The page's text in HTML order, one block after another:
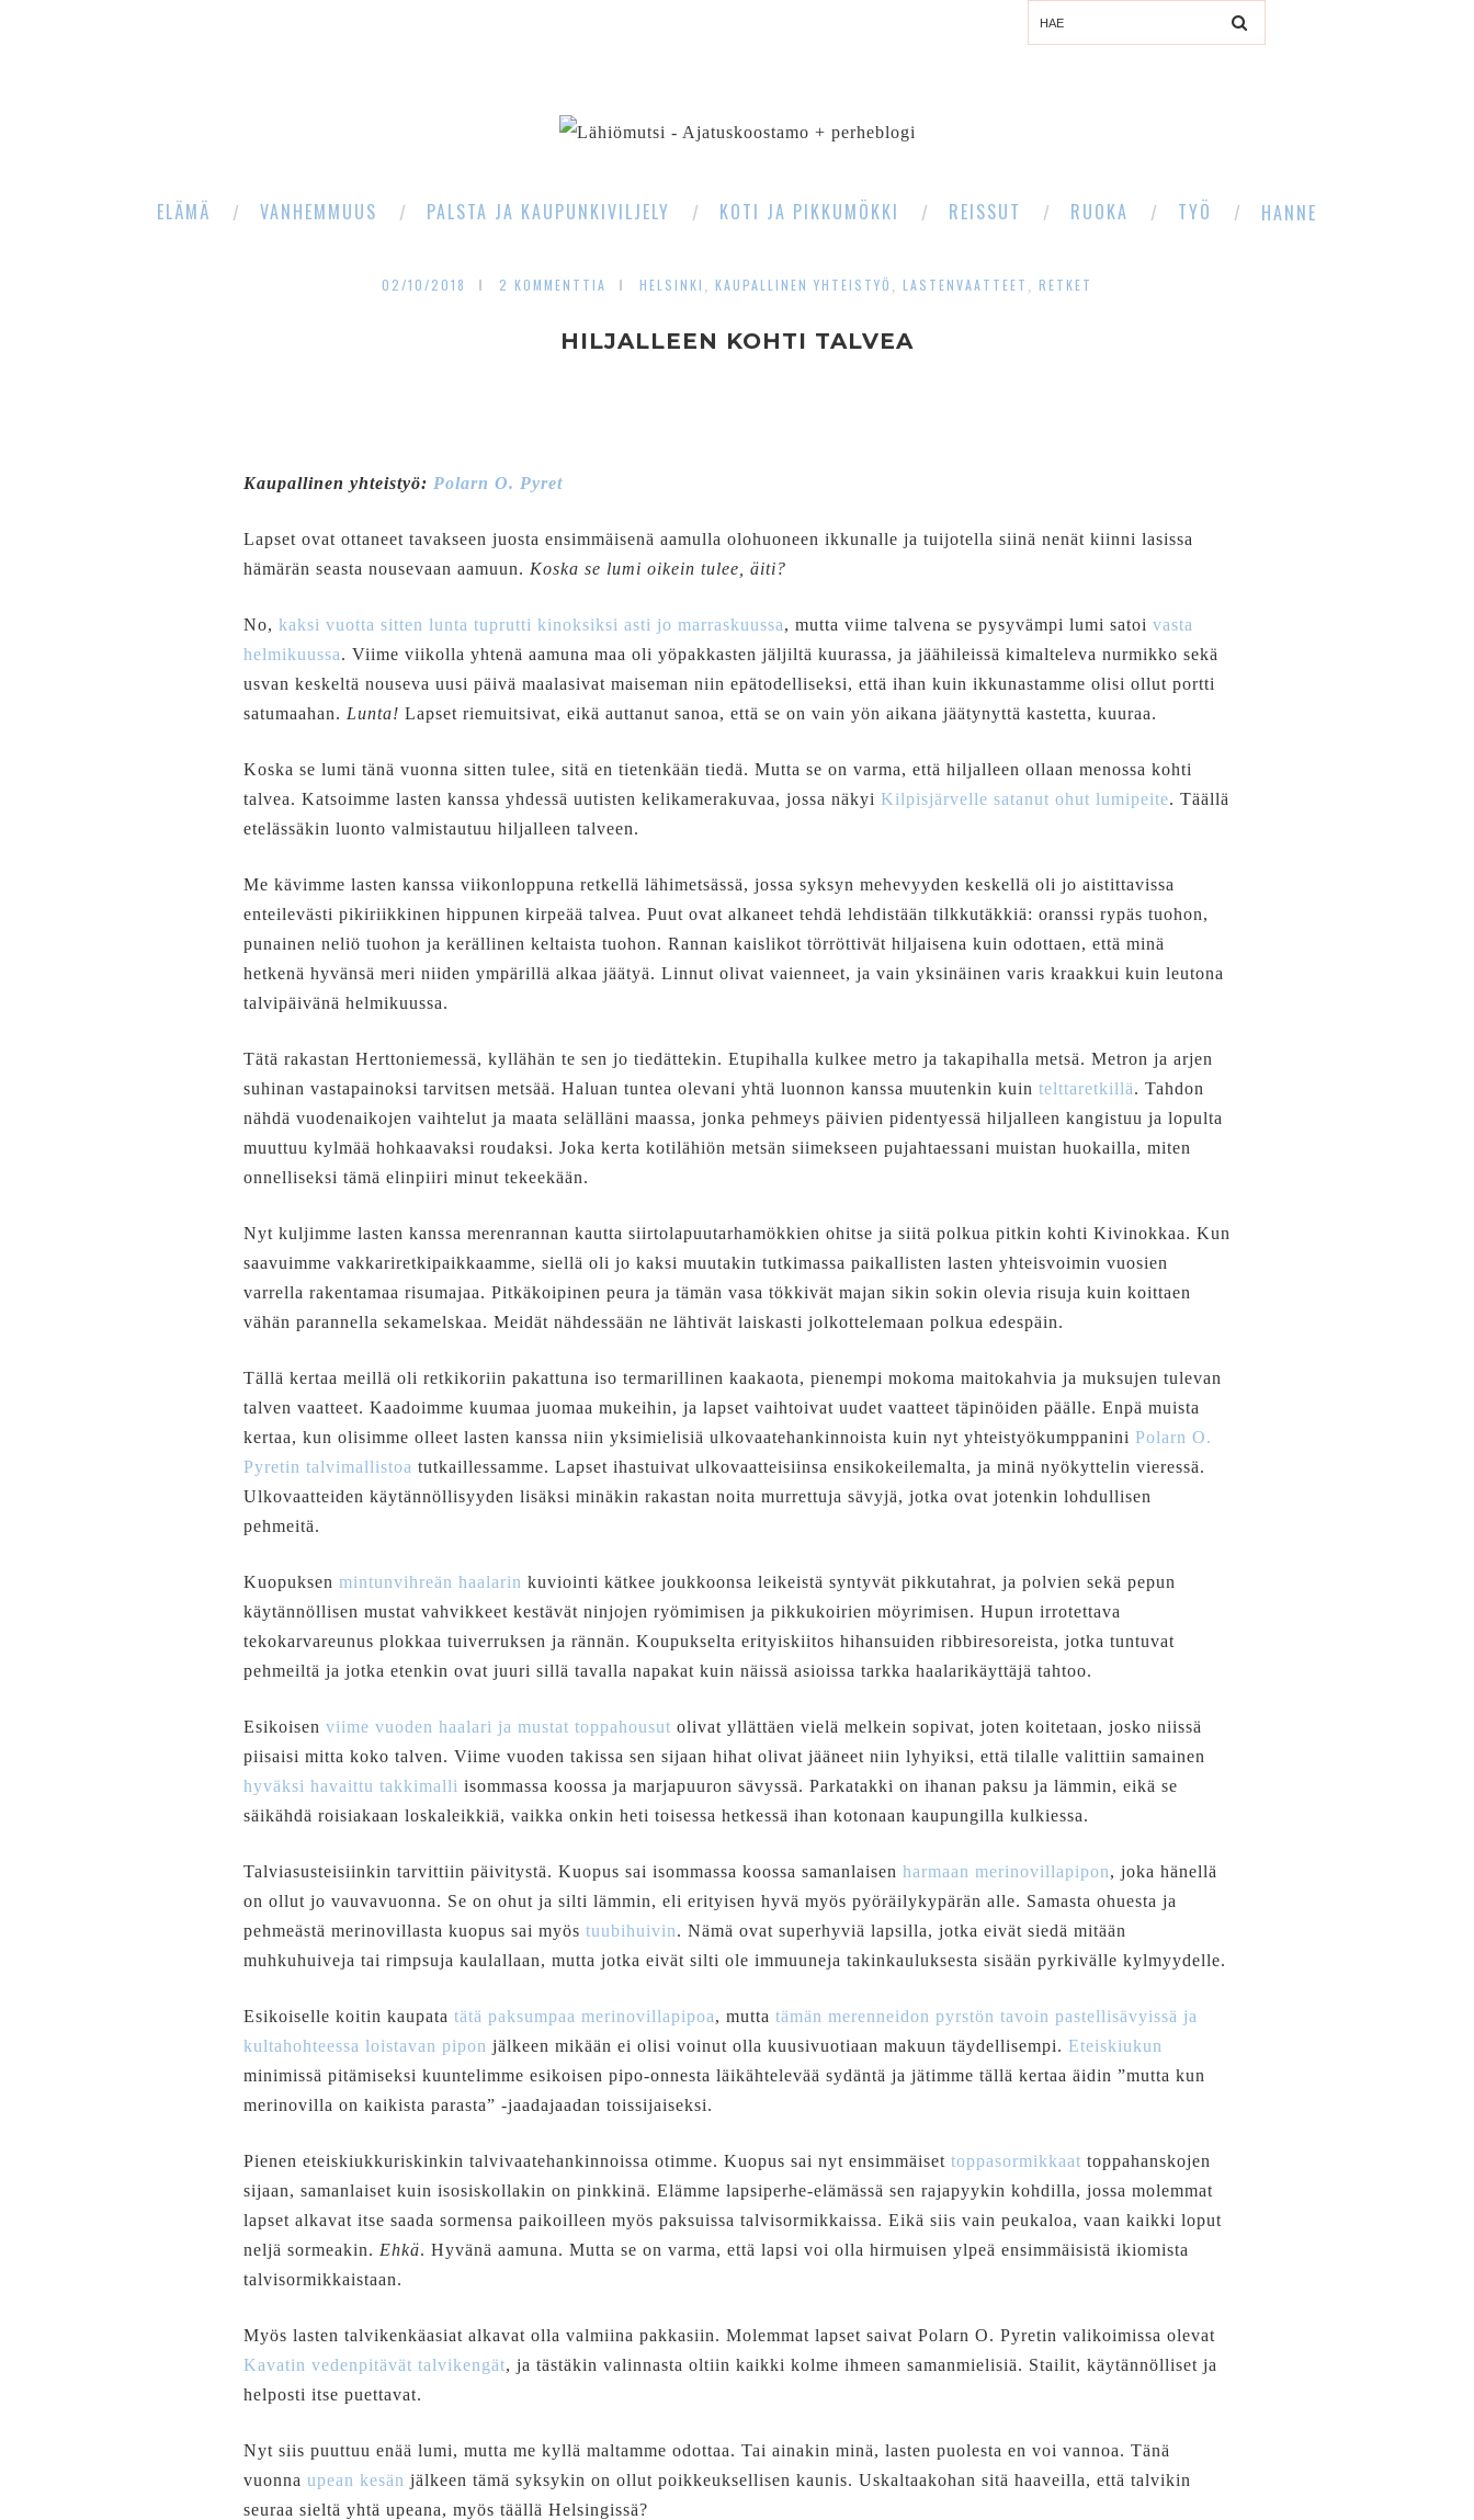
ELÄMÄ VANHEMMUUS PALSTA JA KAUPUNKIVILJELY KOTI JA PIKKUMÖKKI REISSUT RUOKA TYÖ HANNE
02/10/2018 2 KOMMENTTIA HELSINKI , KAUPALLINEN YHTEISTYÖ , LASTENVAATTEET , RETKET
HILJALLEEN KOHTI TALVEA
Kaupallinen yhteistyö: Polarn O. Pyret
Lapset ovat ottaneet tavakseen juosta ensimmäisenä aamulla olohuoneen ikkunalle ja tuijotella siinä nenät kiinni lasissa
hämärän seasta nousevaan aamuun. Koska se lumi oikein tulee, äiti?
No, kaksi vuotta sitten lunta tuprutti kinoksiksi asti jo marraskuussa, mutta viime talvena se pysyvämpi lumi satoi vasta
helmikuussa. Viime viikolla yhtenä aamuna maa oli yöpakkasten jäljiltä kuurassa, ja jäähileissä kimalteleva nurmikko sekä
usvan keskeltä nouseva uusi päivä maalasivat maiseman niin epätodelliseksi, että ihan kuin ikkunastamme olisi ollut portti
satumaahan. Lunta! Lapset riemuitsivat, eikä auttanut sanoa, että se on vain yön aikana jäätynyttä kastetta, kuuraa.
Koska se lumi tänä vuonna sitten tulee, sitä en tietenkään tiedä. Mutta se on varma, että hiljalleen ollaan menossa kohti
talvea. Katsoimme lasten kanssa yhdessä uutisten kelikamerakuvaa, jossa näkyi Kilpisjärvelle satanut ohut lumipeite. Täällä
etelässäkin luonto valmistautuu hiljalleen talveen.
Me kävimme lasten kanssa viikonloppuna retkellä lähimetsässä, jossa syksyn mehevyyden keskellä oli jo aistittavissa
enteilevästi pikiriikkinen hippunen kirpeää talvea. Puut ovat alkaneet tehdä lehdistään tilkkutäkkiä: oranssi rypäs tuohon,
punainen neliö tuohon ja kerällinen keltaista tuohon. Rannan kaislikot törröttivät hiljaisena kuin odottaen, että minä
hetkenä hyvänsä meri niiden ympärillä alkaa jäätyä. Linnut olivat vaienneet, ja vain yksinäinen varis kraakkui kuin leutona
talvipäivänä helmikuussa.
Tätä rakastan Herttoniemessä, kyllähän te sen jo tiedättekin. Etupihalla kulkee metro ja takapihalla metsä. Metron ja arjen
suhinan vastapainoksi tarvitsen metsää. Haluan tuntea olevani yhtä luonnon kanssa muutenkin kuin telttaretkillä. Tahdon
nähdä vuodenaikojen vaihtelut ja maata selälläni maassa, jonka pehmeys päivien pidentyessä hiljalleen kangistuu ja lopulta
muuttuu kylmää hohkaavaksi roudaksi. Joka kerta kotilähiön metsän siimekseen pujahtaessani muistan huokailla, miten
onnelliseksi tämä elinpiiri minut tekeekään.
Nyt kuljimme lasten kanssa merenrannan kautta siirtolapuutarhamökkien ohitse ja siitä polkua pitkin kohti Kivinokkaa. Kun
saavuimme vakkariretkipaikkaamme, siellä oli jo kaksi muutakin tutkimassa paikallisten lasten yhteisvoimin vuosien
varrella rakentamaa risumajaa. Pitkäkoipinen peura ja tämän vasa tökkivät majan sikin sokin olevia risuja kuin koittaen
vähän parannella sekamelskaa. Meidät nähdessään ne lähtivät laiskasti jolkottelemaan polkua edespäin.
Tällä kertaa meillä oli retkikoriin pakattuna iso termarillinen kaakaota, pienempi mokoma maitokahvia ja muksujen tulevan
talven vaatteet. Kaadoimme kuumaa juomaa mukeihin, ja lapset vaihtoivat uudet vaatteet täpinöiden päälle. Enpä muista
kertaa, kun olisimme olleet lasten kanssa niin yksimielisiä ulkovaatehankinnoista kuin nyt yhteistyökumppanini Polarn O.
Pyretin talvimallistoa tutkaillessamme. Lapset ihastuivat ulkovaatteisiinsa ensikokeilemalta, ja minä nyökyttelin vieressä.
Ulkovaatteiden käytännöllisyyden lisäksi minäkin rakastan noita murrettuja sävyjä, jotka ovat jotenkin lohdullisen
pehmeitä.
Kuopuksen mintunvihreän haalarin kuviointi kätkee joukkoonsa leikeistä syntyvät pikkutahrat, ja polvien sekä pepun
käytännöllisen mustat vahvikkeet kestävät ninjojen ryömimisen ja pikkukoirien möyrimisen. Hupun irrotettava
tekokarvareunus plokkaa tuiverruksen ja rännän. Koupukselta erityiskiitos hihansuiden ribbiresoreista, jotka tuntuvat
pehmeiltä ja jotka etenkin ovat juuri sillä tavalla napakat kuin näissä asioissa tarkka haalarikäyttäjä tahtoo.
Esikoisen viime vuoden haalari ja mustat toppahousut olivat yllättäen vielä melkein sopivat, joten koitetaan, josko niissä
piisaisi mitta koko talven. Viime vuoden takissa sen sijaan hihat olivat jääneet niin lyhyiksi, että tilalle valittiin samainen
hyväksi havaittu takkimalli isommassa koossa ja marjapuuron sävyssä. Parkatakki on ihanan paksu ja lämmin, eikä se
säikähdä roisiakaan loskaleikkiä, vaikka onkin heti toisessa hetkessä ihan kotonaan kaupungilla kulkiessa.
Talviasusteisiinkin tarvittiin päivitystä. Kuopus sai isommassa koossa samanlaisen harmaan merinovillapipon, joka hänellä
on ollut jo vauvavuonna. Se on ohut ja silti lämmin, eli erityisen hyvä myös pyöräilykypärän alle. Samasta ohuesta ja
pehmeästä merinovillasta kuopus sai myös tuubihuivin. Nämä ovat superhyviä lapsilla, jotka eivät siedä mitään
muhkuhuiveja tai rimpsuja kaulallaan, mutta jotka eivät silti ole immuuneja takinkauluksesta sisään pyrkivälle kylmyydelle.
Esikoiselle koitin kaupata tätä paksumpaa merinovillapipoa, mutta tämän merenneidon pyrstön tavoin pastellisävyissä ja
kultahohteessa loistavan pipon jälkeen mikään ei olisi voinut olla kuusivuotiaan makuun täydellisempi. Eteiskiukun
minimissä pitämiseksi kuuntelimme esikoisen pipo-onnesta läikähtelevää sydäntä ja jätimme tällä kertaa äidin ”mutta kun
merinovilla on kaikista parasta” -jaadajaadan toissijaiseksi.
Pienen eteiskiukkuriskinkin talvivaatehankinnoissa otimme. Kuopus sai nyt ensimmäiset toppasormikkaat toppahanskojen
sijaan, samanlaiset kuin isosiskollakin on pinkkinä. Elämme lapsiperhe-elämässä sen rajapyykin kohdilla, jossa molemmat
lapset alkavat itse saada sormensa paikoilleen myös paksuissa talvisormikkaissa. Eikä siis vain peukaloa, vaan kaikki loput
neljä sormeakin. Ehkä. Hyvänä aamuna. Mutta se on varma, että lapsi voi olla hirmuisen ylpeä ensimmäisistä ikiomista
talvisormikkaistaan.
Myös lasten talvikenkäasiat alkavat olla valmiina pakkasiin. Molemmat lapset saivat Polarn O. Pyretin valikoimissa olevat
Kavatin vedenpitävät talvikengät, ja tästäkin valinnasta oltiin kaikki kolme ihmeen samanmielisiä. Stailit, käytännölliset ja
helposti itse puettavat.
Nyt siis puuttuu enää lumi, mutta me kyllä maltamme odottaa. Tai ainakin minä, lasten puolesta en voi vannoa. Tänä
vuonna upean kesän jälkeen tämä syksykin on ollut poikkeuksellisen kaunis. Uskaltaakohan sitä haaveilla, että talvikin
seuraa sieltä yhtä upeana, myös täällä Helsingissä?